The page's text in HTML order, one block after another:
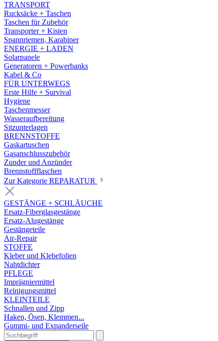
TRANSPORT
Rucksäcke + Taschen
Taschen für Zubehör
Transporter + Kisten
Spannriemen, Karabiner
ENERGIE + LADEN
Solarpanele
Generatoren + Powerbanks
Kabel & Co
FÜR UNTERWEGS
Erste Hilfe + Survival
Hygiene
Taschenmesser
Wasseraufbereitung
Sitzunterlagen
BRENNSTOFFE
Gaskartuschen
Gasanschlusszubehör
Zunder und Anzünder
Brennstoffflaschen
Zur Kategorie REPARATUR
GESTÄNGE + SCHLÄUCHE
Ersatz-Fiberglasgestänge
Ersatz-Alugestänge
Gestängeteile
Air-Repair
STOFFE
Kleber und Klebefolien
Nahtdichter
PFLEGE
Imprägniermittel
Reinigungsmittel
KLEINTEILE
Schnallen und Zipp
Haken, Ösen, Klemmen...
Gummi- und Expanderseile